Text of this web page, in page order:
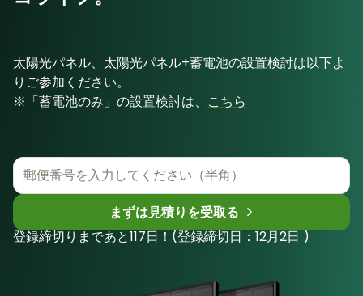
太陽光パネル、太陽光パネル+蓄電池の設置検討は以下よ
りご参加ください。
※「蓄電池のみ」の設置検討は、 こちら
まずは見積りを受取る
登録締切りまであと117日！(登録締切日：12月2日 )